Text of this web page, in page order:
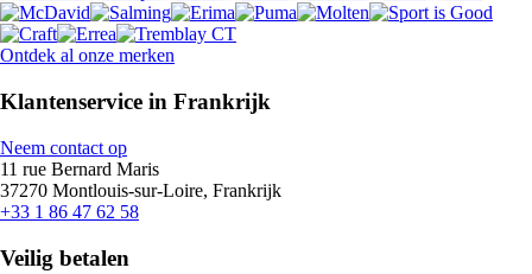
Ontdek al onze merken
Klantenservice in Frankrijk
Neem contact op
11 rue Bernard Maris
37270 Montlouis-sur-Loire, Frankrijk
+33 1 86 47 62 58
Veilig betalen